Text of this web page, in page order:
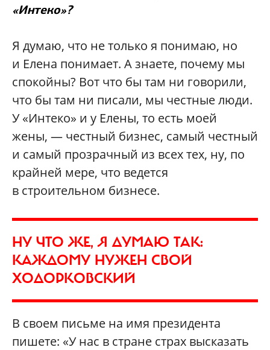
«Интеко»?
Я думаю, что не только я понимаю, но
и Елена понимает. А знаете, почему мы
спокойны? Вот что бы там ни говорили,
что бы там ни писали, мы честные люди.
У «Интеко» и у Елены, то есть моей
жены, — честный бизнес, самый честный
и самый прозрачный из всех тех, ну, по
крайней мере, что ведется
в строительном бизнесе.
НУ ЧТО ЖЕ, Я ДУМАЮ ТАК:
КАЖДОМУ НУЖЕН СВОЙ
ХОДОРКОВСКИЙ
В своем письме на имя президента
пишете: «У нас в стране страх высказать